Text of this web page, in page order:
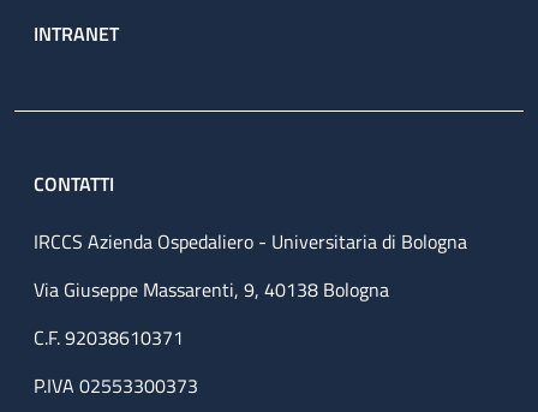
INTRANET
CONTATTI
IRCCS Azienda Ospedaliero - Universitaria di Bologna
Via Giuseppe Massarenti, 9, 40138 Bologna
C.F. 92038610371
P.IVA 02553300373